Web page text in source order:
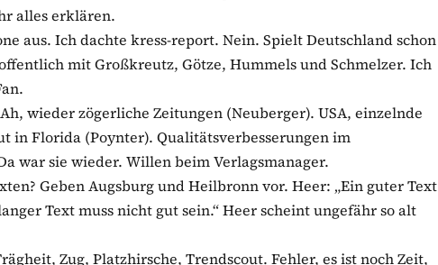
alles erklären.
aus. Ich dachte kress-report. Nein. Spielt Deutschland schon
mit Großkreutz, Götze, Hummels und Schmelzer. Ich
wieder zögerliche Zeitungen (Neuberger). USA, einzelnde
in Florida (Poynter). Qualitätsverbesserungen im
war sie wieder. Willen beim Verlagsmanager.
Geben Augsburg und Heilbronn vor. Heer: „Ein guter Text
Text muss nicht gut sein.“ Heer scheint ungefähr so alt
Zug, Platzhirsche, Trendscout. Fehler, es ist noch Zeit,